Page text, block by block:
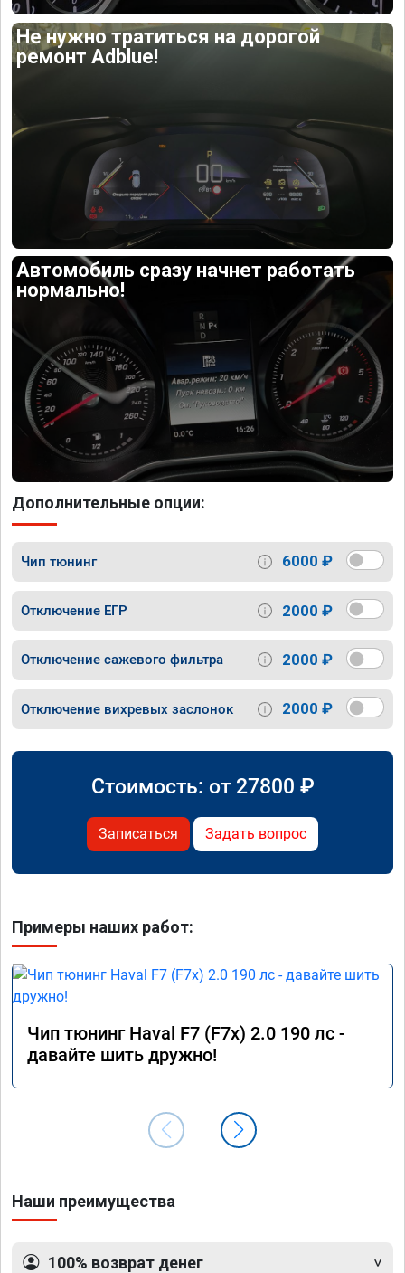
Не нужно тратиться на дорогой
ремонт Adblue!
Автомобиль сразу начнет работать
нормально!
Дополнительные опции:
Чип тюнинг 6000 ₽
Отключение ЕГР 2000 ₽
Отключение сажевого фильтра 2000 ₽
Отключение вихревых заслонок 2000 ₽
Стоимость: от 27800 ₽
Записаться Задать вопрос
Примеры наших работ:
Чип тюнинг Haval F7 (F7x) 2.0 190 лс -
давайте шить дружно!
Наши преимущества
100% возврат денег